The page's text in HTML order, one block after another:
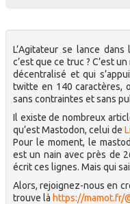
Médias
Dossiers
Brèves
L’Agitateur se lance dans
c’est que ce truc ? C’est
décentralisé et qui
twitte en 140 caractères,
sans contraintes et sans
Il existe de nombreux
qu’est Mastodon, celui de
Pour le moment, le
est un nain avec près de
écrit ces lignes. Mais qui
Alors, rejoignez-nous en
trouve là https://mamot.fr/